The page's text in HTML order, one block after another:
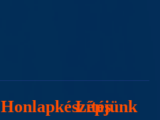
Honlapkészítés
Lépjünk